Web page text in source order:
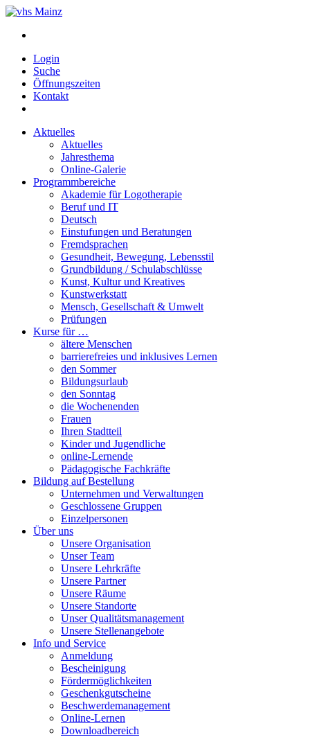
Login
Suche
Öffnungszeiten
Kontakt
Aktuelles
Aktuelles
Jahresthema
Online-Galerie
Programmbereiche
Akademie für Logotherapie
Beruf und IT
Deutsch
Einstufungen und Beratungen
Fremdsprachen
Gesundheit, Bewegung, Lebensstil
Grundbildung / Schulabschlüsse
Kunst, Kultur und Kreatives
Kunstwerkstatt
Mensch, Gesellschaft & Umwelt
Prüfungen
Kurse für …
ältere Menschen
barrierefreies und inklusives Lernen
den Sommer
Bildungsurlaub
den Sonntag
die Wochenenden
Frauen
Ihren Stadtteil
Kinder und Jugendliche
online-Lernende
Pädagogische Fachkräfte
Bildung auf Bestellung
Unternehmen und Verwaltungen
Geschlossene Gruppen
Einzelpersonen
Über uns
Unsere Organisation
Unser Team
Unsere Lehrkräfte
Unsere Partner
Unsere Räume
Unsere Standorte
Unser Qualitätsmanagement
Unsere Stellenangebote
Info und Service
Anmeldung
Bescheinigung
Fördermöglichkeiten
Geschenkgutscheine
Beschwerdemanagement
Online-Lernen
Downloadbereich